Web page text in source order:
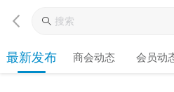
最新发布 商会动态 会员动